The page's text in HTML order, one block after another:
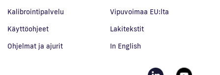
Kalibrointipalvelu
Käyttöohjeet
Ohjelmat ja ajurit
Vipuvoimaa EU:lta
Lakitekstit
In English